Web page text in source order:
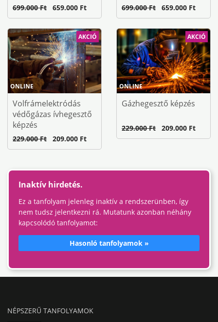
699.000 Ft 659.000 Ft 699.000 Ft 659.000 Ft
ONLINE
AKCIÓ
Volfrámelektródás
védőgázas ívhegesztő
képzés
229.000 Ft 209.000 Ft
ONLINE
AKCIÓ
Gázhegesztő képzés
229.000 Ft 209.000 Ft
Inaktív hirdetés.
Ez a tanfolyam jelenleg inaktív a rendszerünben, így
nem tudsz jelentkezni rá. Mutatunk azonban néhány
kapcsolódó tanfolyamot:
Hasonló tanfolyamok »
NÉPSZERŰ TANFOLYAMOK